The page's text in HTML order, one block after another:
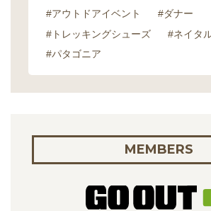
#アウトドアイベント
#ダナー
#トレッキングシューズ
#ネイタ
#パタゴニア
MEMBERS